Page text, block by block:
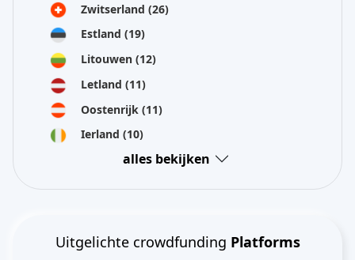
Zwitserland (26)
Estland (19)
Litouwen (12)
Letland (11)
Oostenrijk (11)
Ierland (10)
alles bekijken
Uitgelichte crowdfunding Platforms